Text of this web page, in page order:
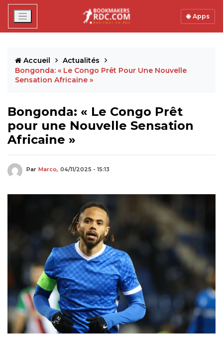
Apps
Accueil
Actualités
Bongonda: « Le Congo Prêt Pour Une Nouvelle
Sensation Africaine »
Bongonda: « Le Congo Prêt
pour une Nouvelle Sensation
Africaine »
Par Marco, 04/11/2025 - 15:13